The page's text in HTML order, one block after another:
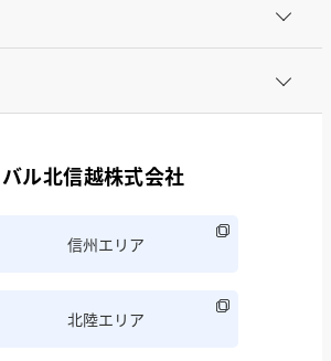
ル北信越株式会社
信州エリア
北陸エリア